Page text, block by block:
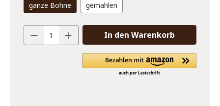
ganze Bohne
gemahlen
In den Warenkorb